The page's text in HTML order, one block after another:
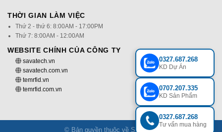
THỜI GIAN LÀM VIỆC
Thứ 2 - thứ 6: 8:00AM - 17:00PM
Thứ 7: 8:00AM - 12:00AM
WEBSITE CHÍNH CỦA CÔNG TY
savatech.vn
savatech.com.vn
temrfid.vn
temrfid.com.vn
© Bản quyền thuộc về Savatech
0327.687.268
KD Dự Án
0707.207.335
KD Sản Phẩm
0327.687.268
Tư vấn mua hàng